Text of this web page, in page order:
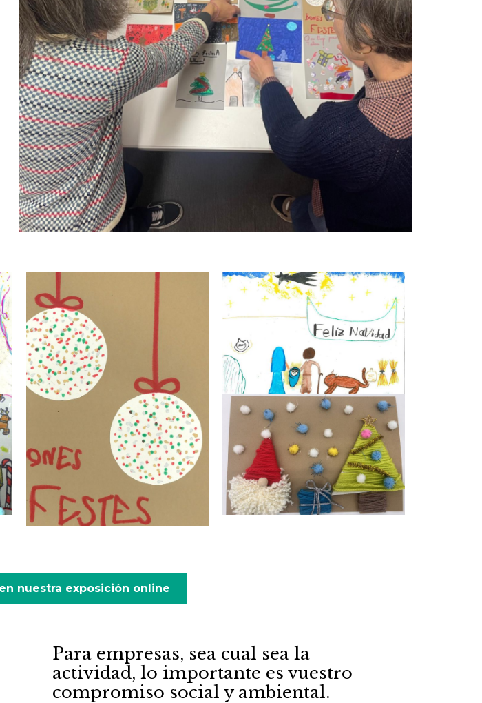
nuestra exposición online
Para empresas, sea cual sea la
actividad, lo importante es vuestro
compromiso social y ambiental.